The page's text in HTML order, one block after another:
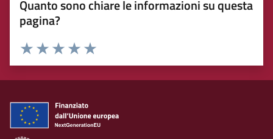
Quanto sono chiare le informazioni su questa
pagina?
Rating:
Valuta 5 stelle su 5
Valuta 4 stelle su 5
Valuta 3 stelle su 5
Valuta 2 stelle su 5
Valuta 1 stelle su 5